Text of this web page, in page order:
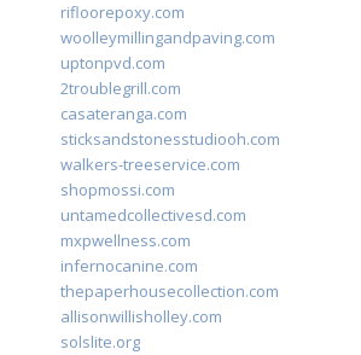
rifloorepoxy.com
woolleymillingandpaving.com
uptonpvd.com
2troublegrill.com
casateranga.com
sticksandstonesstudiooh.com
walkers-treeservice.com
shopmossi.com
untamedcollectivesd.com
mxpwellness.com
infernocanine.com
thepaperhousecollection.com
allisonwillisholley.com
solslite.org